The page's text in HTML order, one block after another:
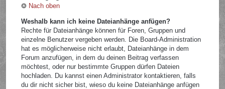
Nach oben
Weshalb kann ich keine Dateianhänge anfügen?
Rechte für Dateianhänge können für Foren, Gruppen und
einzelne Benutzer vergeben werden. Die Board-Administration
hat es möglicherweise nicht erlaubt, Dateianhänge in dem
Forum anzufügen, in dem du deinen Beitrag verfassen
möchtest, oder nur bestimmte Gruppen dürfen Dateien
hochladen. Du kannst einen Administrator kontaktieren, falls
du dir nicht sicher bist, wieso du keine Dateianhänge anfügen